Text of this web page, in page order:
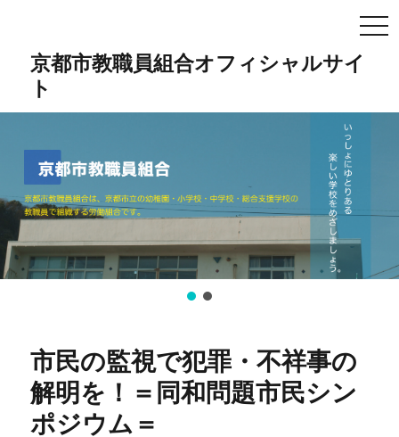
京都市教職員組合オフィシャルサイ
ト
市民の監視で犯罪・不祥事の
解明を！＝同和問題市民シン
ポジウム＝